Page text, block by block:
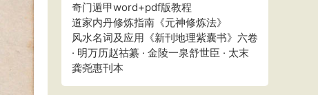
奇门遁甲word+pdf版教程
道家内丹修炼指南《元神修炼法》
风水名词及应用《新刊地理紫囊书》六卷
· 明万历赵祜纂 · 金陵一泉舒世臣 · 太末
龚尧惠刊本